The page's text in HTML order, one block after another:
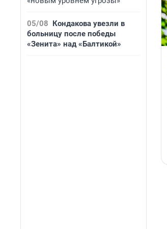
05/08 Кондакова увезли в
больницу после победы
«Зенита» над «Балтикой»